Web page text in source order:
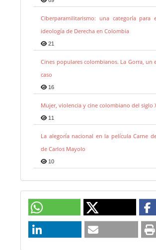
Ciberparamilitarismo: una categoría para
ideología de Derecha en Colombia
21
Cines populares colombianos. La Gorra, un
caso
16
Mujer, violencia y cine colombiano del siglo
11
La alegoría nacional en la película Carne
de Carlos Mayolo
10